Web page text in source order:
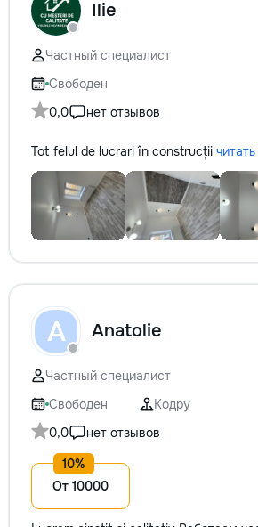
Ilie
Частный специалист
Свободен
0,0
нет отзывов
Tot felul de lucrari în construcții
A Anatolie
Частный специалист
Свободен
Кодру
0,0
нет отзывов
От 10000